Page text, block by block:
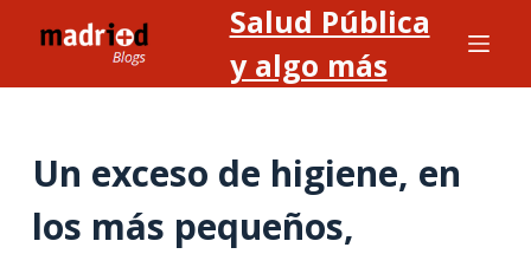
l
Salud Pública
y algo más
Un exceso de higiene, en
los más pequeños,